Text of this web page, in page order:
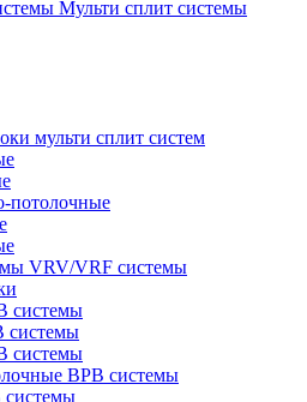
Мульти сплит системы
мульти сплит систем
потолочные
VRV/VRF системы
системы
системы
системы
ВРВ системы